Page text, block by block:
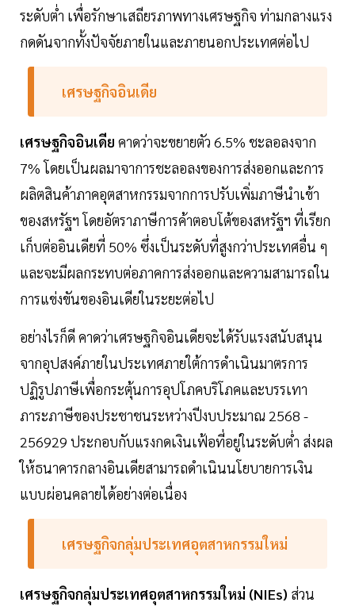
ระดับต่ำ เพื่อรักษาเสถียรภาพทางเศรษฐกิจ ท่ามกลางแรง
กดดันจากทั้งปัจจัยภายในและภายนอกประเทศต่อไป
เศรษฐกิจอินเดีย
เศรษฐกิจอินเดีย คาดว่าจะขยายตัว 6.5% ชะลอลงจาก
7% โดยเป็นผลมาจาการชะลอลงของการส่งออกและการ
ผลิตสินค้าภาคอุตสาหกรรมจากการปรับเพิ่มภาษีนำเข้า
ของสหรัฐฯ โดยอัตราภาษีการค้าตอบโต้ของสหรัฐฯ ที่เรียก
เก็บต่ออินเดียที่ 50% ซึ่งเป็นระดับที่สูงกว่าประเทศอื่น ๆ
และจะมีผลกระทบต่อภาคการส่งออกและความสามารถใน
การแข่งขันของอินเดียในระยะต่อไป
อย่างไรก็ดี คาดว่าเศรษฐกิจอินเดียจะได้รับแรงสนับสนุน
จากอุปสงค์ภายในประเทศภายใต้การดำเนินมาตรการ
ปฏิรูปภาษีเพื่อกระตุ้นการอุปโภคบริโภคและบรรเทา
ภาระภาษีของประชาชนระหว่างปีงบประมาณ 2568 -
256929 ประกอบกับแรงกดเงินเฟ้อที่อยู่ในระดับต่ำ ส่งผล
ให้ธนาคารกลางอินเดียสามารถดำเนินนโยบายการเงิน
แบบผ่อนคลายได้อย่างต่อเนื่อง
เศรษฐกิจกลุ่มประเทศอุตสาหกรรมใหม่
เศรษฐกิจกลุ่มประเทศอุตสาหกรรมใหม่ (NIEs) ส่วน